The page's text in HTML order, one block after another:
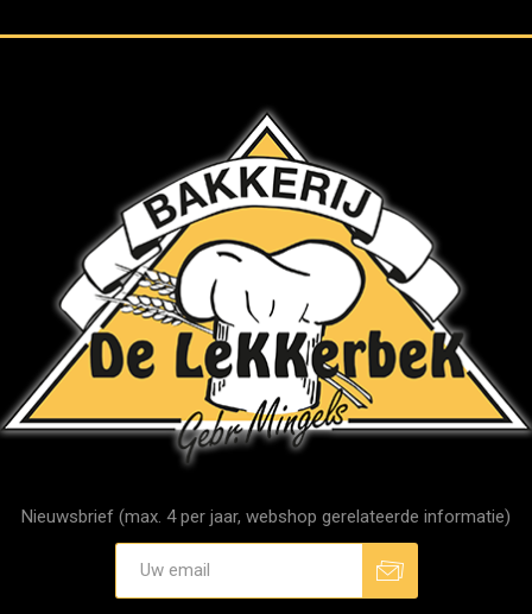
Nieuwsbrief (max. 4 per jaar, webshop gerelateerde informatie)